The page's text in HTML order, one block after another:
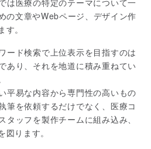
は医療の特定のテーマについて一
の文章やWebページ、デザイン作
。
ード検索で上位表示を目指すのは
あり、それを地道に積み重ねてい
平易な内容から専門性の高いもの
筆を依頼するだけでなく、医療コ
タッフを製作チームに組み込み、
ります。